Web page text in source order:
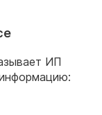
ИП